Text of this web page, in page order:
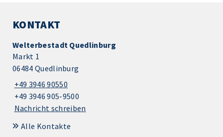
KONTAKT
Welterbestadt Quedlinburg
Markt 1
06484 Quedlinburg
+49 3946 90550
+49 3946 905-9500
Nachricht schreiben
Alle Kontakte